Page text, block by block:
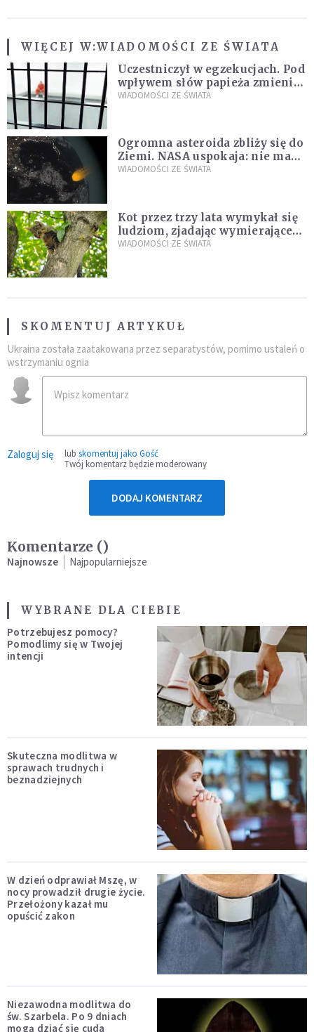
WIĘCEJ W:WIADOMOŚCI ZE ŚWIATA
Uczestniczył w egzekucjach. Pod
wpływem słów papieża zmienił
zdanie
WIADOMOŚCI ZE ŚWIATA
Ogromna asteroida zbliży się do
Ziemi. NASA uspokaja: nie ma
zagrożenia
WIADOMOŚCI ZE ŚWIATA
Kot przez trzy lata wymykał się
ludziom, zjadając wymierające
kaczki. W końcu popełnił
WIADOMOŚCI ZE ŚWIATA
SKOMENTUJ ARTYKUŁ
Ukraina została zaatakowana przez separatystów, pomimo ustaleń o
wstrzymaniu ognia
Zaloguj się lub skomentuj jako Gość
Twój komentarz będzie moderowany
DODAJ KOMENTARZ
Komentarze ()
Najnowsze Najpopularniejsze
WYBRANE DLA CIEBIE
Potrzebujesz pomocy?
Pomodlimy się w Twojej
intencji
Skuteczna modlitwa w
sprawach trudnych i
beznadziejnych
W dzień odprawiał Mszę, w
nocy prowadził drugie życie.
Przełożony kazał mu
opuścić zakon
Niezawodna modlitwa do
św. Szarbela. Po 9 dniach
mogą dziać się cuda